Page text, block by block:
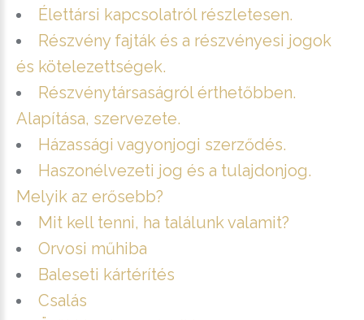
Élettársi kapcsolatról részletesen.
Részvény fajták és a részvényesi jogok
és kötelezettségek.
Részvénytársaságról érthetőbben.
Alapítása, szervezete.
Házassági vagyonjogi szerződés.
Haszonélvezeti jog és a tulajdonjog.
Melyik az erősebb?
Mit kell tenni, ha találunk valamit?
Orvosi műhiba
Baleseti kártérítés
Csalás